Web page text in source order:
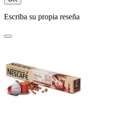
Escriba su propia reseña